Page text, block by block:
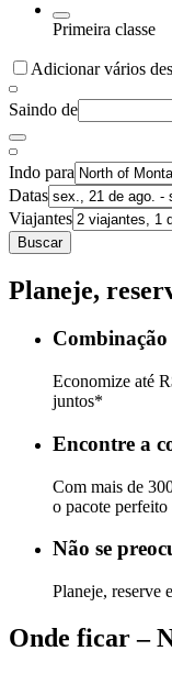
Primeira classe
Adicionar vários
Saindo de
Indo para
Datas
Viajantes
Buscar
Planeje,
Economize até
juntos*
Encontre a
Com mais de
o pacote perfeito
Não se
Planeje, reserve
Onde ficar –